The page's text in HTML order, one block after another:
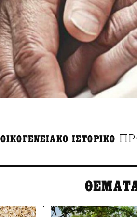
ΟΙΚΟΓΕΝΕΙΑΚΟ ΙΣΤΟΡΙΚΟ